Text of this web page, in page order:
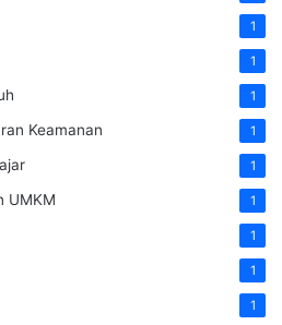
1
1
1
Keamanan 1
1
UMKM 1
1
1
1